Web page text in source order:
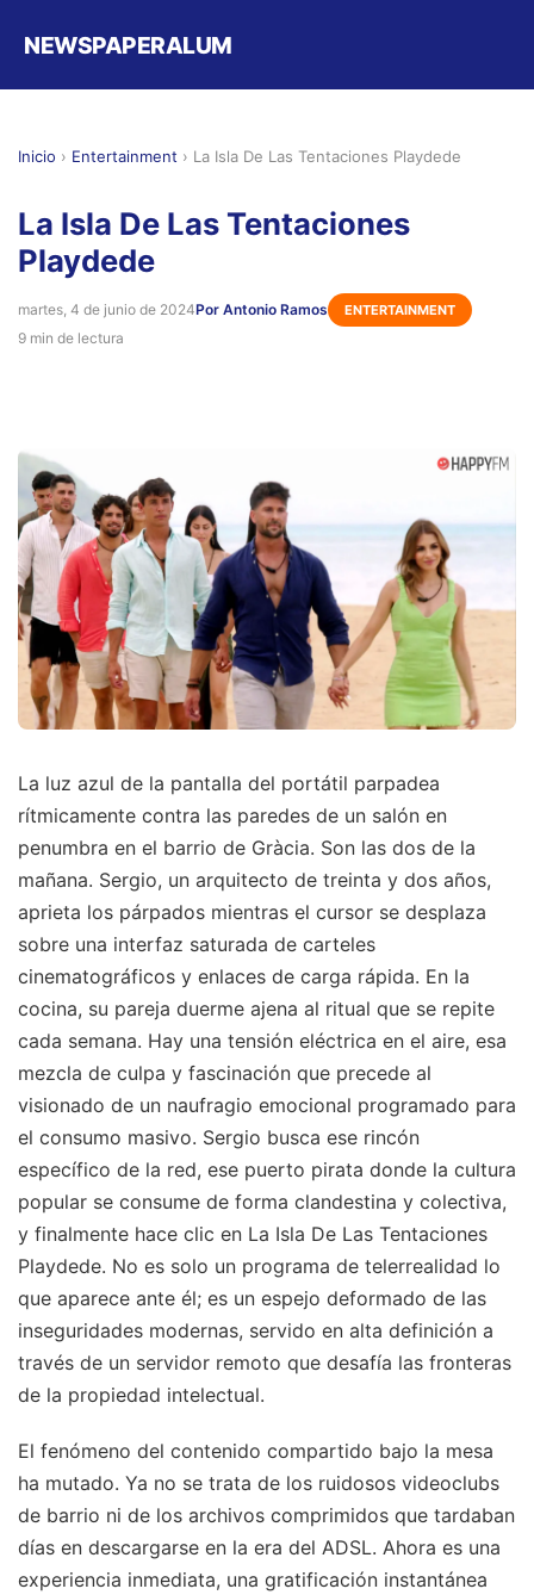
NEWSPAPERALUM
Inicio › Entertainment › La Isla De Las Tentaciones Playdede
La Isla De Las Tentaciones
Playdede
martes, 4 de junio de 2024Por Antonio Ramos ENTERTAINMENT
9 min de lectura
La luz azul de la pantalla del portátil parpadea
rítmicamente contra las paredes de un salón en
penumbra en el barrio de Gràcia. Son las dos de la
mañana. Sergio, un arquitecto de treinta y dos años,
aprieta los párpados mientras el cursor se desplaza
sobre una interfaz saturada de carteles
cinematográficos y enlaces de carga rápida. En la
cocina, su pareja duerme ajena al ritual que se repite
cada semana. Hay una tensión eléctrica en el aire, esa
mezcla de culpa y fascinación que precede al
visionado de un naufragio emocional programado para
el consumo masivo. Sergio busca ese rincón
específico de la red, ese puerto pirata donde la cultura
popular se consume de forma clandestina y colectiva,
y finalmente hace clic en La Isla De Las Tentaciones
Playdede. No es solo un programa de telerrealidad lo
que aparece ante él; es un espejo deformado de las
inseguridades modernas, servido en alta definición a
través de un servidor remoto que desafía las fronteras
de la propiedad intelectual.
El fenómeno del contenido compartido bajo la mesa
ha mutado. Ya no se trata de los ruidosos videoclubs
de barrio ni de los archivos comprimidos que tardaban
días en descargarse en la era del ADSL. Ahora es una
experiencia inmediata, una gratificación instantánea